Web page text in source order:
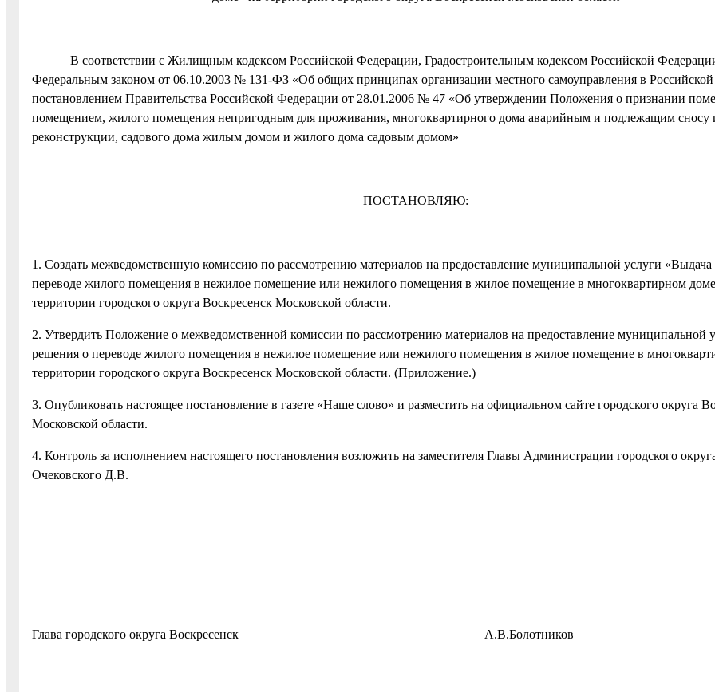
В соответствии с Жилищным кодексом Российской Федерации, Градостроительным кодексом Российской
Федеральным законом от 06.10.2003 № 131-ФЗ «Об общих принципах организации местного самоуправления в
постановлением Правительства Российской Федерации от 28.01.2006 № 47 «Об утверждении Положения о признании
помещением, жилого помещения непригодным для проживания, многоквартирного дома аварийным и подлежащим сносу
реконструкции, садового дома жилым домом и жилого дома садовым домом»
ПОСТАНОВЛЯЮ:
1. Создать межведомственную комиссию по рассмотрению материалов на предоставление муниципальной услуги
переводе жилого помещения в нежилое помещение или нежилого помещения в жилое помещение в многоквартирном
территории городского округа Воскресенск Московской области.
2. Утвердить Положение о межведомственной комиссии по рассмотрению материалов на предоставление муниципальной
решения о переводе жилого помещения в нежилое помещение или нежилого помещения в жилое помещение в
территории городского округа Воскресенск Московской области. (Приложение.)
3. Опубликовать настоящее постановление в газете «Наше слово» и разместить на официальном сайте городского округа
Московской области.
4. Контроль за исполнением настоящего постановления возложить на заместителя Главы Администрации городского
Очековского Д.В.
Глава городского округа Воскресенск А.В.Болотников